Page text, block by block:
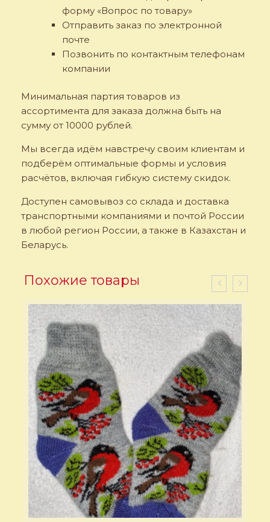
форму «Вопрос по товару»
Отправить заказ по электронной
почте
Позвонить по контактным телефонам
компании
Минимальная партия товаров из
ассортимента для заказа должна быть на
сумму от 10000 рублей.
Мы всегда идём навстречу своим клиентам и
подберём оптимальные формы и условия
расчётов, включая гибкую систему скидок.
Доступен самовывоз со склада и доставка
транспортными компаниями и почтой России
в любой регион России, а также в Казахстан и
Беларусь.
Похожие товары